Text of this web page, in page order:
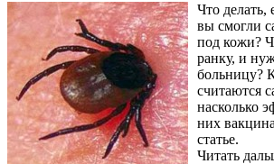
Что делать,
вы смогли
под кожи?
ранку, и
больницу?
считаются
насколько
них
статье.
Читать